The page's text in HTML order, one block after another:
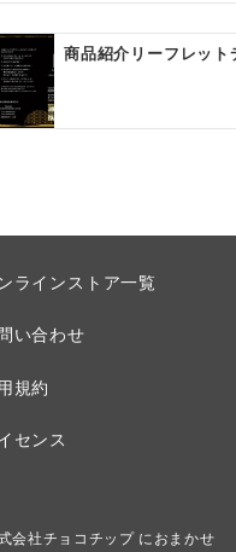
商品紹介リーフレット
ラインストア一覧
い合わせ
規約
センス
会社チョコチップ におまかせ